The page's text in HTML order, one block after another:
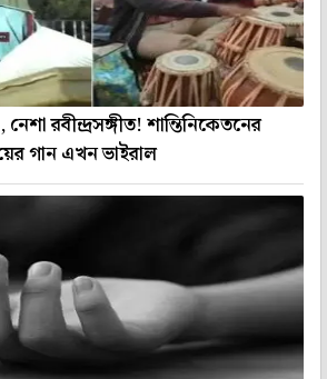
নেশা রবীন্দ্রসঙ্গীত! শান্তিনিকেতনের
গান এখন ভাইরাল